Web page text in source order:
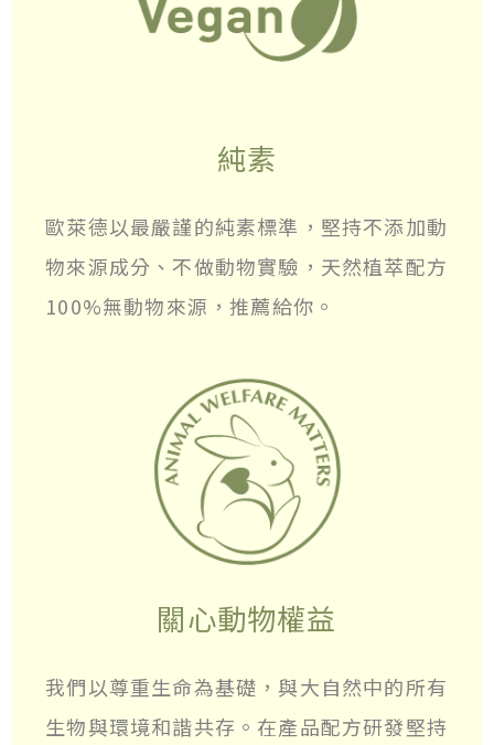
純素
歐萊德以最嚴謹的純素標準，堅持不添加動
物來源成分、不做動物實驗，天然植萃配方
100%無動物來源，推薦給你。
關心動物權益
我們以尊重生命為基礎，與大自然中的所有
生物與環境和諧共存。在產品配方研發堅持